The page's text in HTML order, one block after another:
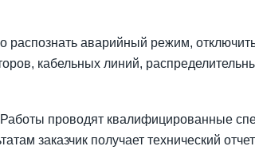
распознать аварийный режим,
кабельных линий,
проводят квалифицированные
заказчик получает технический